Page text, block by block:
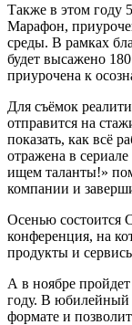
Также в этом году
Марафон,
среды. В рамках
будет высажено
приурочена к
Для съёмок
отправится на
показать, как всё
отражена в
ищем таланты!»
компании и
Осенью состоится
конференция, на
продукты и
А в ноябре
году. В юбилейный
формате и